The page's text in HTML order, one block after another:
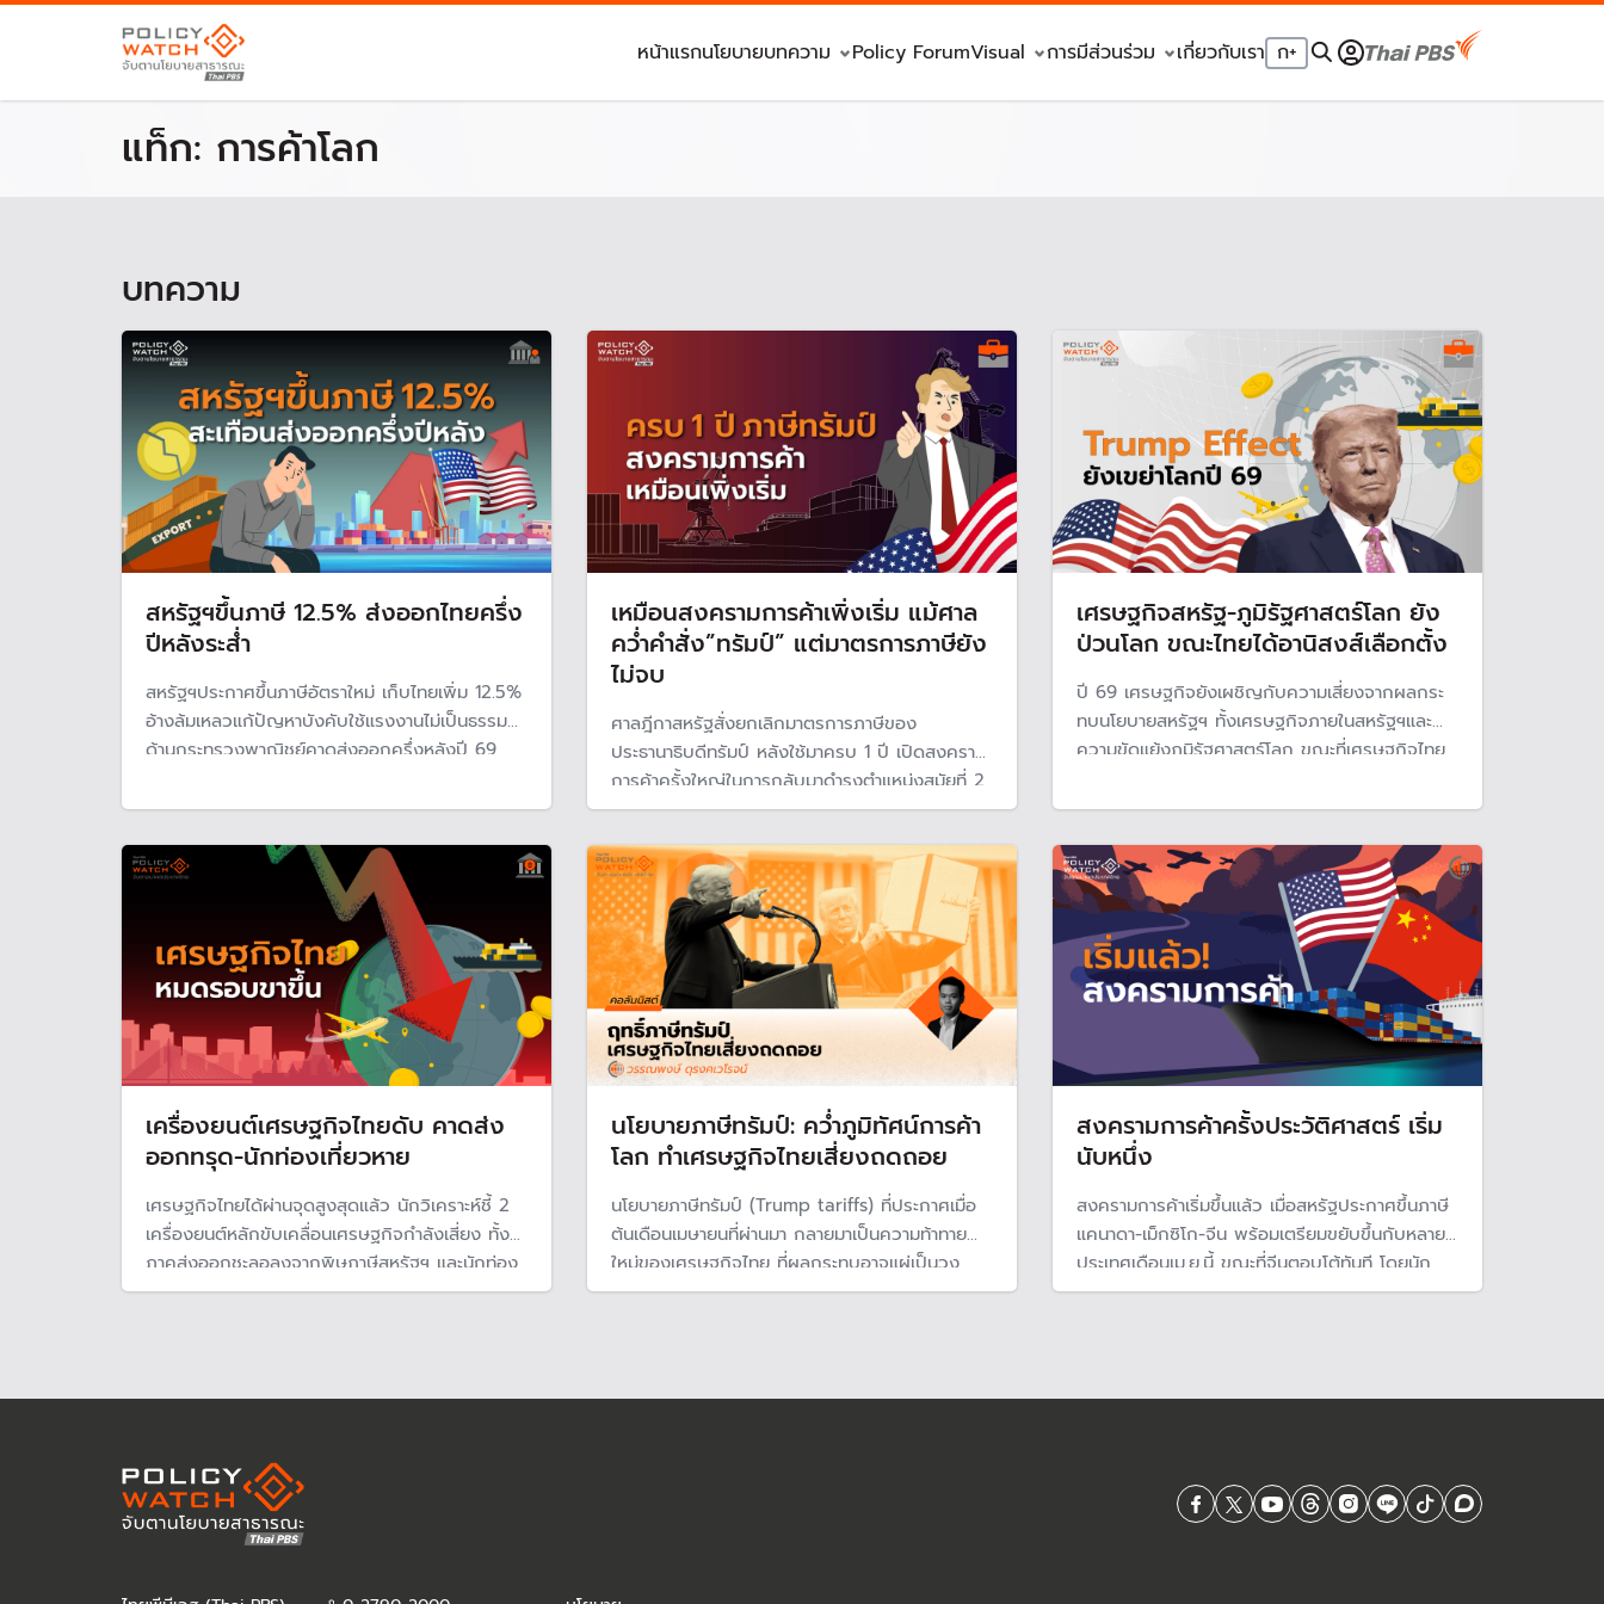
หน้าแรกนโยบายบทความ Policy ForumVisual การมีส่วนร่วม เกี่ยวกับเรา ก+
แท็ก: การค้าโลก
บทความ
สหรัฐฯขึ้นภาษี 12.5% ส่งออกไทยครึ่ง
ปีหลังระส่ำ
สหรัฐฯประกาศขึ้นภาษีอัตราใหม่ เก็บไทยเพิ่ม 12.5%
อ้างล้มเหลวแก้ปัญหาบังคับใช้แรงงานไม่เป็นธรรม
ด้านกระทรวงพาณิชย์คาดส่งออกครึ่งหลังปี 69
ภาษีเริ่มหมดลง แม้สินค้าอิเล็กทรอนิกส์ยังได้รับ
ART กับสหรัฐฯ หวังลดไม่แน่นอน
เหมือนสงครามการค้าเพิ่งเริ่ม แม้ศาล
คว่ำคำสั่ง”ทรัมป์” แต่มาตรการภาษียัง
ไม่จบ
ศาลฎีกาสหรัฐสั่งยกเลิกมาตรการภาษีของ
ประธานาธิบดีทรัมป์ หลังใช้มาครบ 1 ปี เปิดสงคราม
การค้าครั้งใหญ่ในการกลับมาดำรงตำแหน่งสมัยที่ 2
แต่ความไม่แน่นอนยังสูง เพราะประธานาธิบดีทรัมป์มี
เริ่มต้น"
เศรษฐกิจสหรัฐ-ภูมิรัฐศาสตร์โลก ยัง
ป่วนโลก ขณะไทยได้อานิสงส์เลือกตั้ง
ปี 69 เศรษฐกิจยังเผชิญกับความเสี่ยงจากผลกระ
ทบนโยบายสหรัฐฯ ทั้งเศรษฐกิจภายในสหรัฐฯและ
ความขัดแย้งภูมิรัฐศาสตร์โลก ขณะที่เศรษฐกิจไทย
แมัจะเผชิญกับหนี้สาธารณะพุ่งสูงขึ้น แต่การเมืองยัง
เครื่องยนต์เศรษฐกิจไทยดับ คาดส่ง
ออกทรุด-นักท่องเที่ยวหาย
เศรษฐกิจไทยได้ผ่านจุดสูงสุดแล้ว นักวิเคราะห์ชี้ 2
เครื่องยนต์หลักขับเคลื่อนเศรษฐกิจกำลังเสี่ยง ทั้ง
ภาคส่งออกชะลอลงจากพิษภาษีสหรัฐฯ และนักท่อง
เที่ยวต่างชาติที่เริ่มหายไป
นโยบายภาษีทรัมป์: คว่ำภูมิทัศน์การค้า
โลก ทำเศรษฐกิจไทยเสี่ยงถดถอย
นโยบายภาษีทรัมป์ (Trump tariffs) ที่ประกาศเมื่อ
ต้นเดือนเมษายนที่ผ่านมา กลายมาเป็นความท้าทาย
ใหม่ของเศรษฐกิจไทย ที่ผลกระทบอาจแผ่เป็นวง
กว้างและลากยาว และอาจทำให้พัฒนาการของ
สงครามการค้าครั้งประวัติศาสตร์ เริ่ม
นับหนึ่ง
สงครามการค้าเริ่มขึ้นแล้ว เมื่อสหรัฐประกาศขึ้นภาษี
แคนาดา-เม็กซิโก-จีน พร้อมเตรียมขยับขึ้นกับหลาย
ประเทศเดือนเม.ย.นี้ ขณะที่จีนตอบโต้ทันที โดยนัก
วิเคราะห์คาดว่าจะส่งผลกระทบมากกว่าครั้งก่อนและ